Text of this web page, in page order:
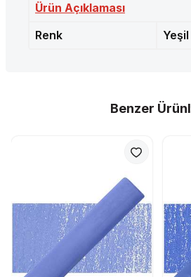
Ürün Açıklaması
Renk
Yeşil
Benzer